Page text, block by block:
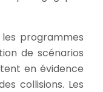
les programmes
de scénarios
en évidence
collisions. Les